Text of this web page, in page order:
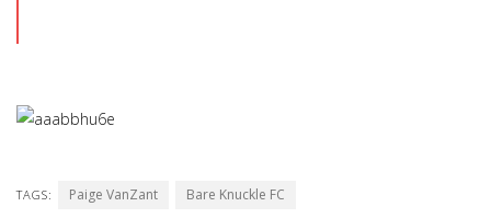
TAGS: Paige VanZant Bare Knuckle FC